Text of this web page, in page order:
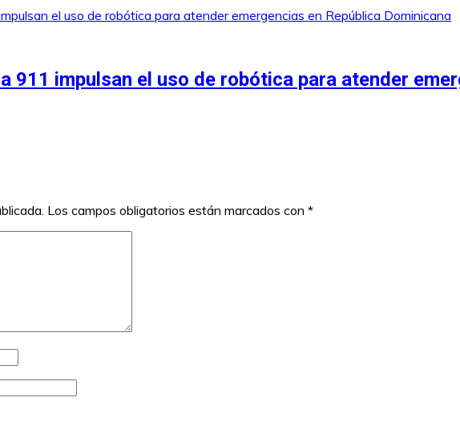
911 impulsan el uso de robótica para atender
Los campos obligatorios están marcados con *